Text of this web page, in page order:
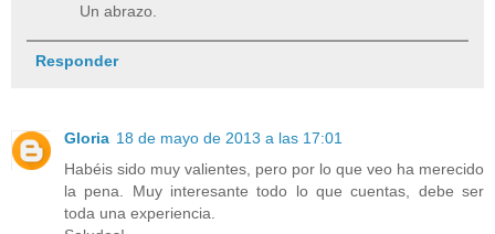
Un abrazo.
Responder
Gloria 18 de mayo de 2013 a las 17:01
Habéis sido muy valientes, pero por lo que veo ha merecido
la pena. Muy interesante todo lo que cuentas, debe ser
toda una experiencia.